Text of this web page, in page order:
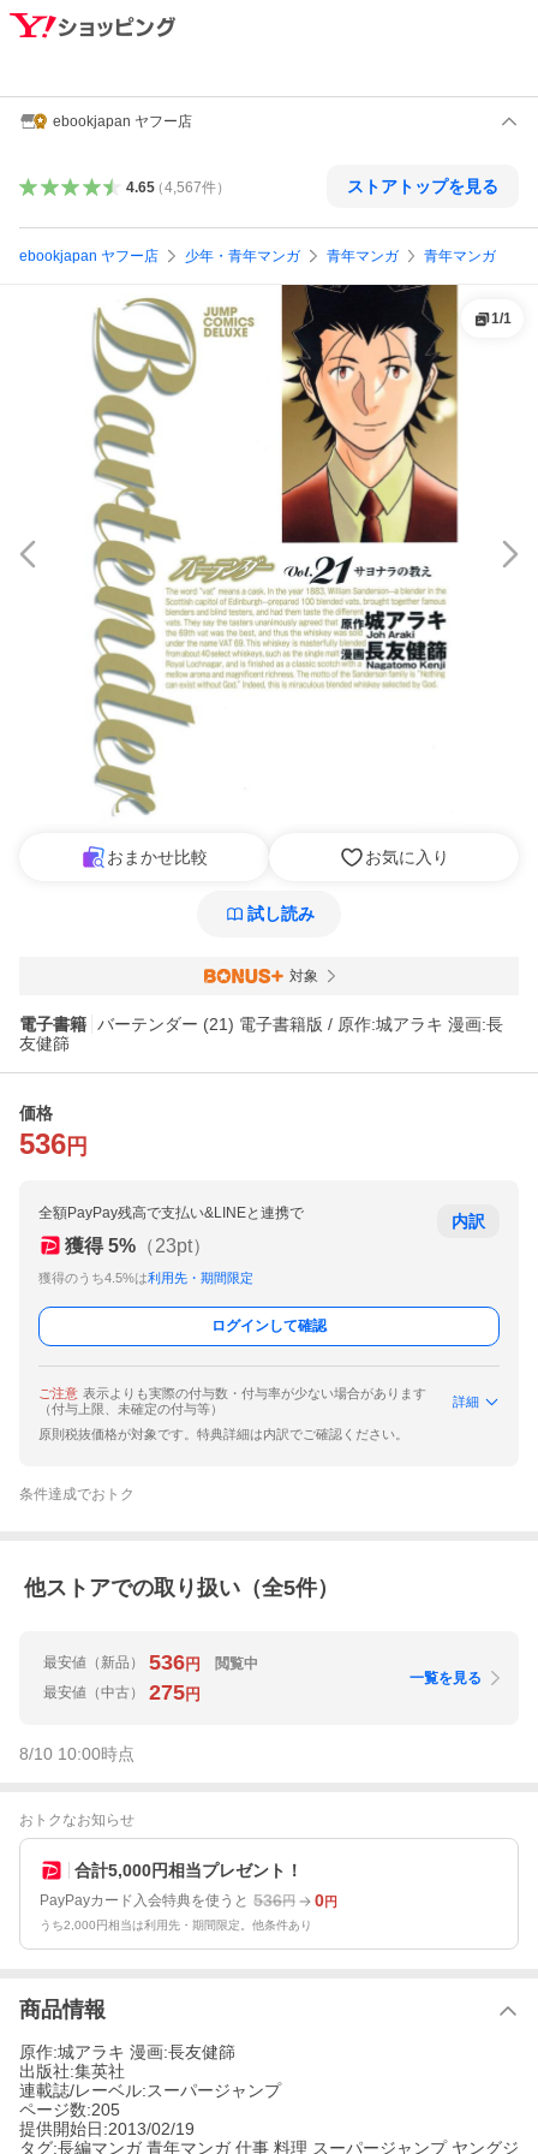
ebookjapan ヤフー店
4.65（4,567件） ストアトップを見る
ebookjapan ヤフー店 少年・青年マンガ 青年マンガ 青年マンガ
1/1
おまかせ比較 お気に入り
試し読み
対象
電子書籍 バーテンダー (21) 電子書籍版 / 原作:城アラキ 漫画:長
友健篩
価格
536 円
全額PayPay残高で支払い&LINEと連携で
獲得 5% （23pt）
獲得のうち4.5%は利用先・期間限定
内訳
ログインして確認
ご注意 表示よりも実際の付与数・付与率が少ない場合があります
（付与上限、未確定の付与等）
詳細
原則税抜価格が対象です。特典詳細は内訳でご確認ください。
条件達成でおトク
他ストアでの取り扱い（全5件）
最安値 （新品） 536円
閲覧中
最安値 （中古） 275円
一覧を見る
8/10 10:00時点
おトクなお知らせ
合計5,000円相当プレゼント！
PayPayカード入会特典を使うと 536円 0円
うち2,000円相当は利用先・期間限定。他条件あり
商品情報
原作:城アラキ 漫画:長友健篩
出版社:集英社
連載誌/レーベル:スーパージャンプ
ページ数:205
提供開始日:2013/02/19
タグ:長編マンガ 青年マンガ 仕事 料理 スーパージャンプ ヤングジ